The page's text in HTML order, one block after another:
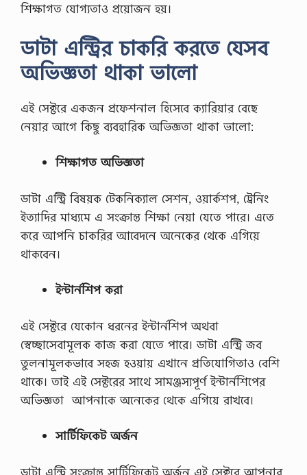
শিক্ষাগত যোগ্যতাও প্রয়োজন হয়।
ডাটা এন্ট্রির চাকরি করতে যেসব
অভিজ্ঞতা থাকা ভালো
এই সেক্টরে একজন প্রফেশনাল হিসেবে ক্যারিয়ার বেছে
নেয়ার আগে কিছু ব্যবহারিক অভিজ্ঞতা থাকা ভালো:
শিক্ষাগত অভিজ্ঞতা
ডাটা এন্ট্রি বিষয়ক টেকনিক্যাল সেশন, ওয়ার্কশপ, ট্রেনিং
ইত্যাদির মাধ্যমে এ সংক্রান্ত শিক্ষা নেয়া যেতে পারে। এতে
করে আপনি চাকরির আবেদনে অনেকের থেকে এগিয়ে
থাকবেন।
ইন্টার্নশিপ করা
এই সেক্টরে যেকোন ধরনের ইন্টার্নশিপ অথবা
স্বেচ্ছাসেবামূলক কাজ করা যেতে পারে। ডাটা এন্ট্রি জব
তুলনামূলকভাবে সহজ হওয়ায় এখানে প্রতিযোগিতাও বেশি
থাকে। তাই এই সেক্টরের সাথে সামঞ্জস্যপূর্ণ ইন্টার্নশিপের
অভিজ্ঞতা আপনাকে অনেকের থেকে এগিয়ে রাখবে।
সার্টিফিকেট অর্জন
ডাটা এন্ট্রি সংক্রান্ত সার্টিফিকেট অর্জন এই সেক্টরে আপনার